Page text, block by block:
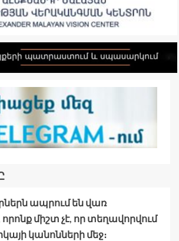
ապրում են վառ
միշտ չէ, որ տեղավորվում
կանոնների մեջ։